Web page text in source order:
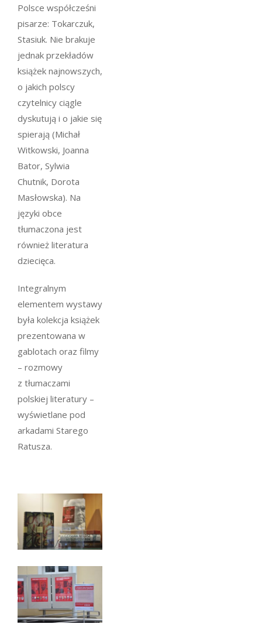
Polsce współcześni
pisarze: Tokarczuk,
Stasiuk. Nie brakuje
jednak przekładów
książek najnowszych,
o jakich polscy
czytelnicy ciągle
dyskutują i o jakie się
spierają (Michał
Witkowski, Joanna
Bator, Sylwia
Chutnik, Dorota
Masłowska). Na
języki obce
tłumaczona jest
również literatura
dziecięca.
Integralnym
elementem wystawy
była kolekcja książek
prezentowana w
gablotach oraz filmy
– rozmowy
z tłumaczami
polskiej literatury –
wyświetlane pod
arkadami Starego
Ratusza.